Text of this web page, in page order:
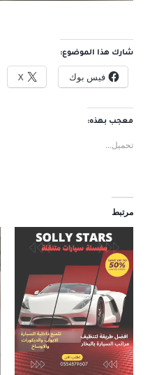
شارك هذا الموضوع:
فيس بوك X
معجب بهذه:
تحميل...
مرتبط